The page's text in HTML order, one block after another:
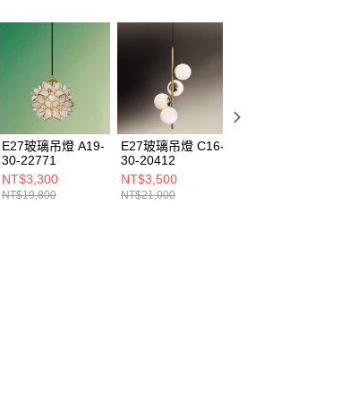
E27玻璃吊燈 A19-
30-22771
NT$3,300
NT$19,800
E27玻璃吊燈 C16-
30-20412
NT$3,500
NT$21,000